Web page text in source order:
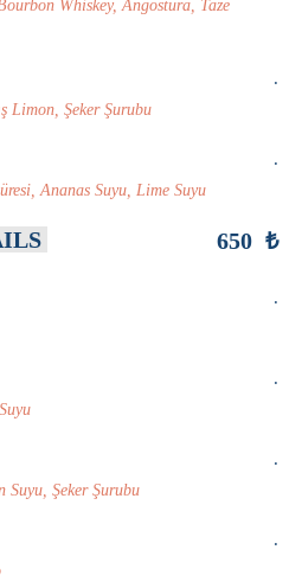
Whiskey, Angostura, Taze
.
Limon, Şeker Şurubu
.
Ananas Suyu, Lime Suyu
650 ₺
.
.
.
Suyu, Şeker Şurubu
.